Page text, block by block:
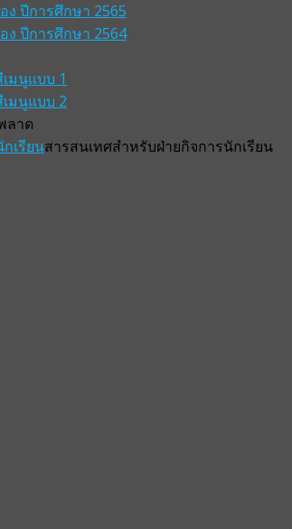
ง ปีการศึกษา 2565
ง ปีการศึกษา 2564
มนูแบบ 1
มนูแบบ 2
ลาด
เรียนสารสนเทศสำหรับฝ่ายกิจการนักเรียน